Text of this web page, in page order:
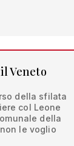
Veneto
della sfilata
col Leone
della
le voglio